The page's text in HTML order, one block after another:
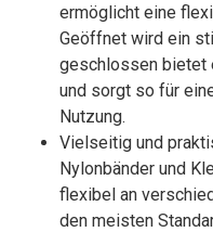
ermöglicht eine
Geöffnet wird ein
geschlossen bietet
und sorgt so für
Nutzung.
Vielseitig und
Nylonbänder und
flexibel an
den meisten